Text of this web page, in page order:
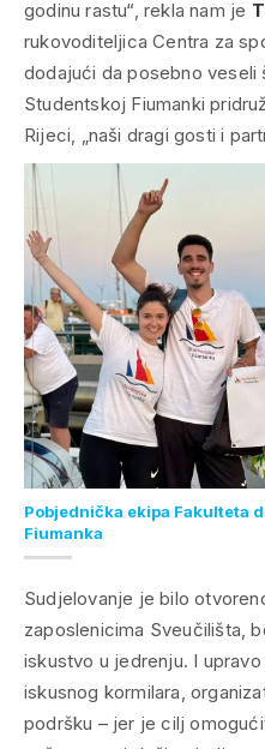
godinu rastu“, rekla nam je
rukovoditeljica Centra za
dodajući da posebno veseli
Studentskoj Fiumanki
Rijeci, „naši dragi gosti i
Pobjednička ekipa Fakulteta
Fiumanka
Sudjelovanje je bilo
zaposlenicima Sveučilišta,
iskustvo u jedrenju. I
iskusnog kormilara,
podršku – jer je cilj